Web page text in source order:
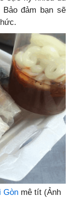
đảm bạn sẽ
Gònmê tít (Ảnh